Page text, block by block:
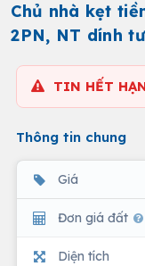
Chủ nhà kẹt
2PN, NT dính
TIN HẾT
Thông tin chung
Giá
Đơn giá đất
Diện tích